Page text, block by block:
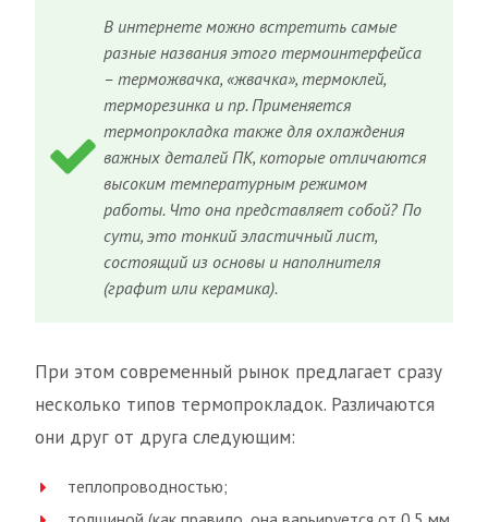
В интернете можно встретить самые
разные названия этого термоинтерфейса
– терможвачка, «жвачка», термоклей,
терморезинка и пр. Применяется
термопрокладка также для охлаждения
важных деталей ПК, которые отличаются
высоким температурным режимом
работы. Что она представляет собой? По
сути, это тонкий эластичный лист,
состоящий из основы и наполнителя
(графит или керамика).
При этом современный рынок предлагает сразу
несколько типов термопрокладок. Различаются
они друг от друга следующим:
теплопроводностью;